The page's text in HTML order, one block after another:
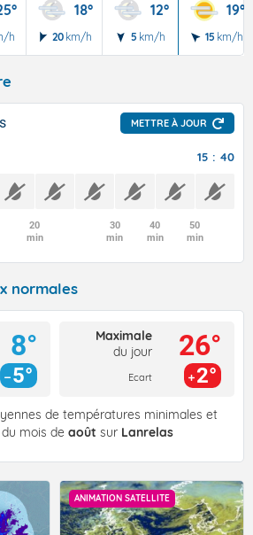
h
18°
20 km/h
12°
5 km/h
19°
15 km/h
METTRE À JOUR
15 : 40
20
min
30
min
40
min
50
min
normales
8°
5°
Maximale
du jour
Ecart
26°
2°
de températures minimales et
mois de août sur Lanrelas
ANIMATION SATELLITE